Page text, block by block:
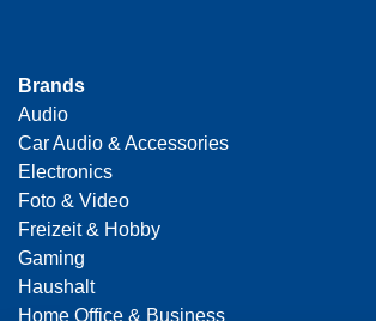
Brands
Audio
Car Audio & Accessories
Electronics
Foto & Video
Freizeit & Hobby
Gaming
Haushalt
Home Office & Business